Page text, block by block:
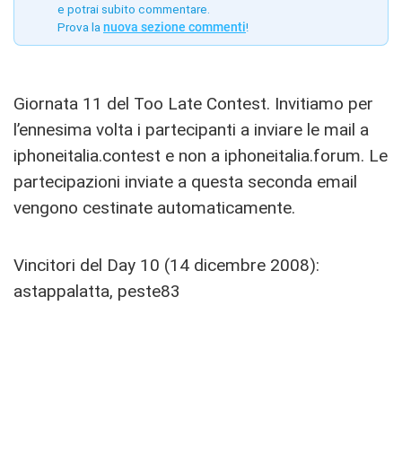
e potrai subito commentare.
Prova la nuova sezione commenti!
Giornata 11 del Too Late Contest. Invitiamo per
l’ennesima volta i partecipanti a inviare le mail a
iphoneitalia.contest e non a iphoneitalia.forum. Le
partecipazioni inviate a questa seconda email
vengono cestinate automaticamente.
Vincitori del Day 10 (14 dicembre 2008):
astappalatta, peste83